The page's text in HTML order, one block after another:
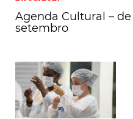
Agenda Cultural –
setembro